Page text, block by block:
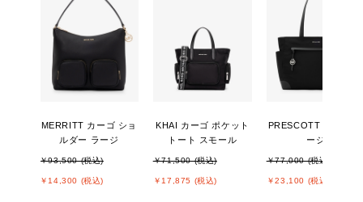
MERRITT カーゴ ショ
ルダー ラージ
￥93,500 (税込)
￥14,300 (税込)
KHAI カーゴ ポケット
トート スモール
￥71,500 (税込)
￥17,875 (税込)
PRESCOTT トート
ージ
￥77,000 (税込)
￥23,100 (税込)